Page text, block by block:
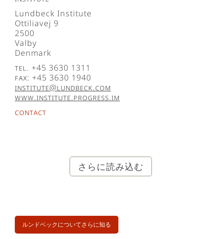
Lundbeck Institute
Ottiliavej 9
2500
Valby
Denmark
Tel. +45 3630 1311
Fax: +45 3630 1940
institute@lundbeck.com
www.institute.progress.im
Contact
さらに読み込む
ルンドベックについてさらに知る